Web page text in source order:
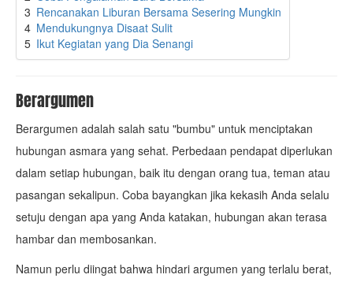
3 Rencanakan Liburan Bersama Sesering Mungkin
4 Mendukungnya Disaat Sulit
5 Ikut Kegiatan yang Dia Senangi
Berargumen
Berargumen adalah salah satu "bumbu" untuk menciptakan
hubungan asmara yang sehat. Perbedaan pendapat diperlukan
dalam setiap hubungan, baik itu dengan orang tua, teman atau
pasangan sekalipun. Coba bayangkan jika kekasih Anda selalu
setuju dengan apa yang Anda katakan, hubungan akan terasa
hambar dan membosankan.
Namun perlu diingat bahwa hindari argumen yang terlalu berat,